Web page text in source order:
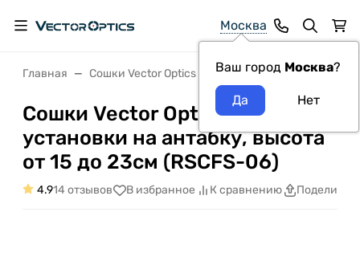
Москва
Ваш город Москва?
Главная Сошки Vector Optics Сошки Vector Optics 6-9”
Сошки Vector Optics 6-9” для
установки на антабку, высота
от 15 до 23см (RSCFS-06)
4.914 отзывов В избранное К сравнению